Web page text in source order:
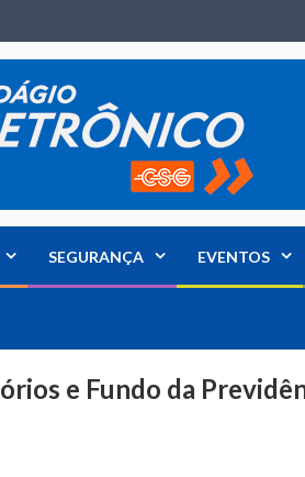
SEGURANÇA EVENTOS
e Fundo da